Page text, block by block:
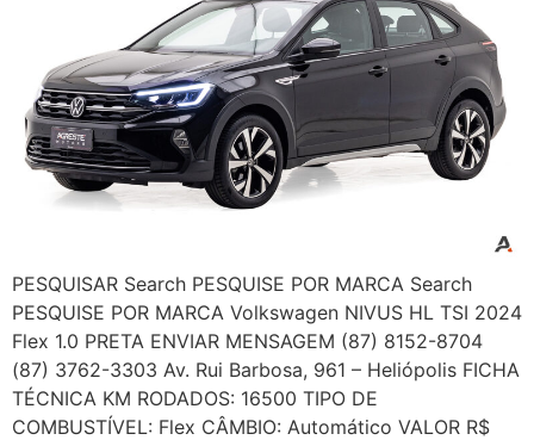
PESQUISAR Search PESQUISE POR MARCA Search
PESQUISE POR MARCA Volkswagen NIVUS HL TSI 2024
Flex 1.0 PRETA ENVIAR MENSAGEM (87) 8152-8704
(87) 3762-3303 Av. Rui Barbosa, 961 – Heliópolis FICHA
TÉCNICA KM RODADOS: 16500 TIPO DE
COMBUSTÍVEL: Flex CÂMBIO: Automático VALOR R$